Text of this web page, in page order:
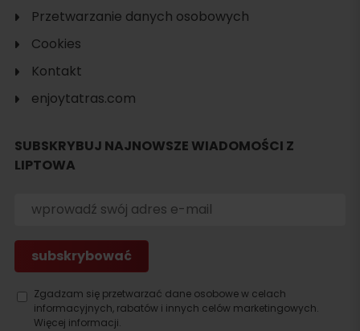
Szukaj
noclegu
Przetwarzanie danych osobowych
Cookies
Kontakt
enjoytatras.com
SUBSKRYBUJ NAJNOWSZE WIADOMOŚCI Z
LIPTOWA
Zgadzam się przetwarzać dane osobowe w celach
informacyjnych, rabatów i innych celów marketingowych.
Więcej informacji.